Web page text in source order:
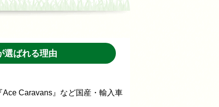
選ばれる理由
Caravans』など国産・輸入車